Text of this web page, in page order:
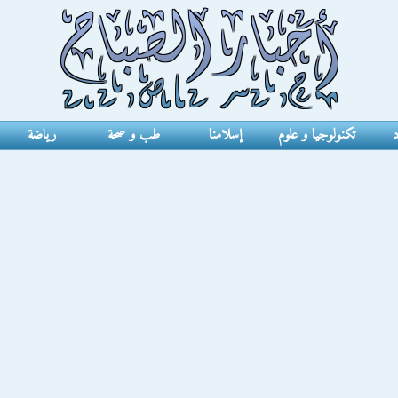
تكنولوجيا و علوم إسلامنا طب و صحة رياضة